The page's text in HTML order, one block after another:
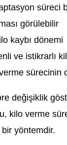
süreci
görülebilir
kaybı dönemi
ve istikrarlı
sürecinin
değişiklik
kilo verme
yöntemdir.